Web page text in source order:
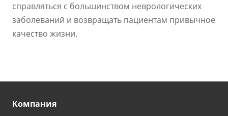
справляться с большинством неврологических
заболеваний и возвращать пациентам привычное
качество жизни.
Компания